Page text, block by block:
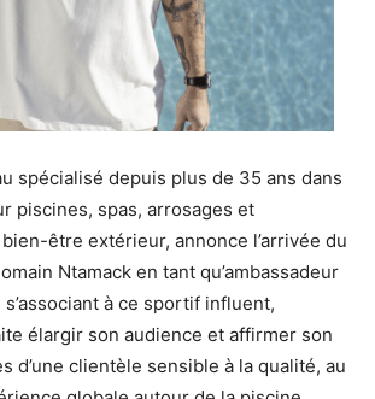
spécialisé depuis plus de 35 ans dans
piscines, spas, arrosages et
être extérieur, annonce l’arrivée du
Ntamack en tant qu’ambassadeur
à ce sportif influent,
élargir son audience et affirmer son
d’une clientèle sensible à la qualité, au